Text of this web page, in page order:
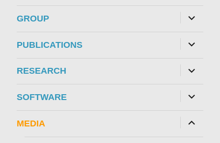
GROUP expand
child
menu
PUBLICATIONS expand
child
menu
RESEARCH expand
child
menu
SOFTWARE expand
child
menu
MEDIA expand
child
menu